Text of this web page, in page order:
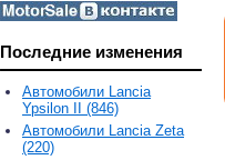
Последние изменения
Автомобили Lancia
Ypsilon II (846)
Автомобили Lancia Zeta
(220)